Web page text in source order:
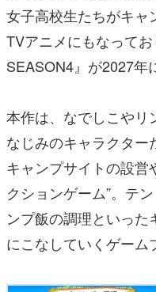
女子高校生たちがキャ
TVアニメにもなって
SEASON4』が2027年
本作は、なでしこや
なじみのキャラクター
キャンプサイトの設営
クションゲーム”。テ
ンプ飯の調理といっ
にこなしていくゲーム